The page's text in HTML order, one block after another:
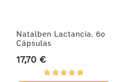
Natalben Lactancia, 60
Cápsulas
Precio
17,70 €